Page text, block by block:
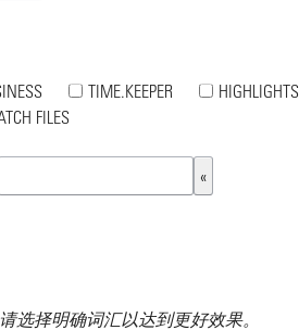
TIME.KEEPER HIGHLIGHTS
FILES
选择明确词汇以达到更好效果。